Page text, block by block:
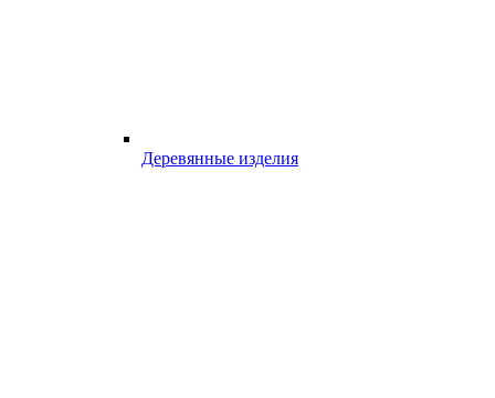
Деревянные изделия